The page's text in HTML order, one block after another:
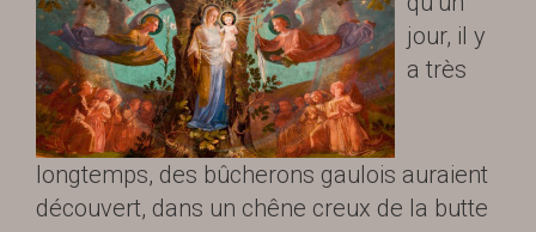
jour, il y
a très
longtemps, des bûcherons gaulois auraient
découvert, dans un chêne creux de la butte